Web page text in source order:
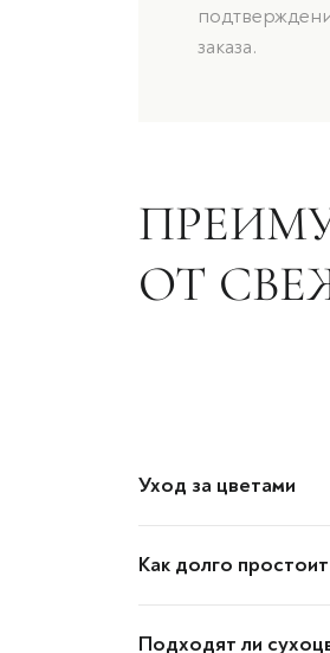
заказа.
ОТ
Уход за цветами
Как долго
Подходят ли